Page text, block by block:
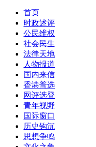
首页
时政述评
公民维权
社会民生
法律天地
人物报道
国内来信
香港普选
网评选登
青年视野
国际窗口
历史钩沉
思想争鸣